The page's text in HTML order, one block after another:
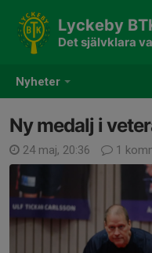
Nyheter
Lyckeby
Ny medalj i
24 maj, 20:36 1